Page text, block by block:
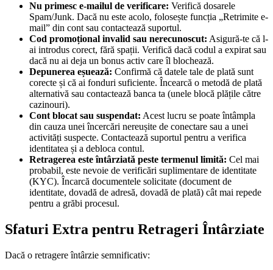
Nu primesc e-mailul de verificare: Verifică dosarele
Spam/Junk. Dacă nu este acolo, folosește funcția „Retrimite e-
mail” din cont sau contactează suportul.
Cod promoțional invalid sau nerecunoscut: Asigură-te că l-
ai introdus corect, fără spații. Verifică dacă codul a expirat sau
dacă nu ai deja un bonus activ care îl blochează.
Depunerea eșuează: Confirmă că datele tale de plată sunt
corecte și că ai fonduri suficiente. Încearcă o metodă de plată
alternativă sau contactează banca ta (unele blocă plățile către
cazinouri).
Cont blocat sau suspendat: Acest lucru se poate întâmpla
din cauza unei încercări nereușite de conectare sau a unei
activități suspecte. Contactează suportul pentru a verifica
identitatea și a debloca contul.
Retragerea este întârziată peste termenul limită: Cel mai
probabil, este nevoie de verificări suplimentare de identitate
(KYC). Încarcă documentele solicitate (document de
identitate, dovadă de adresă, dovadă de plată) cât mai repede
pentru a grăbi procesul.
Sfaturi Extra pentru Retrageri Întârziate
Dacă o retragere întârzie semnificativ: